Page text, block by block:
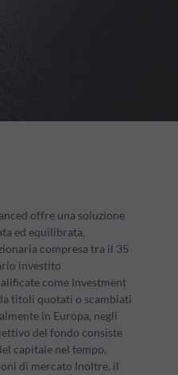
offre una soluzione
ed equilibrata,
compresa tra il 35
investito
come Investment
titoli quotati o scambiati
in Europa, negli
del fondo consiste
capitale nel tempo,
di mercato Inoltre, il